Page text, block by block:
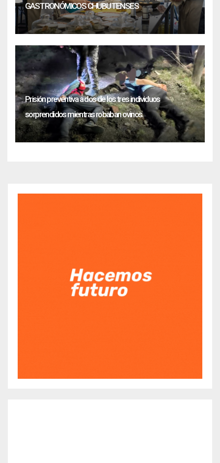
GASTRONÓMICOS CHUBUTENSES
Prisión preventiva a dos de los tres individuos
sorprendidos mientras robaban ovinos.